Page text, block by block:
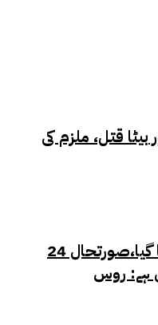
قتل، ملزم کی
ایران کو جھوٹے وعدوں پر ٹرخایا گیا،صورتحال 24